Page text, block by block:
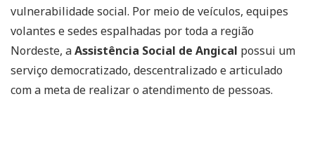
vulnerabilidade social. Por meio de veículos, equipes
volantes e sedes espalhadas por toda a região
Nordeste, aAssistência Social de Angical possui um
serviço democratizado, descentralizado e articulado
com a meta de realizar o atendimento de pessoas.